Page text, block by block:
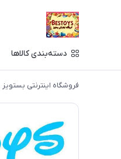
دسته‌بندی کالاها
فروشگاه اینترنتی بستویز